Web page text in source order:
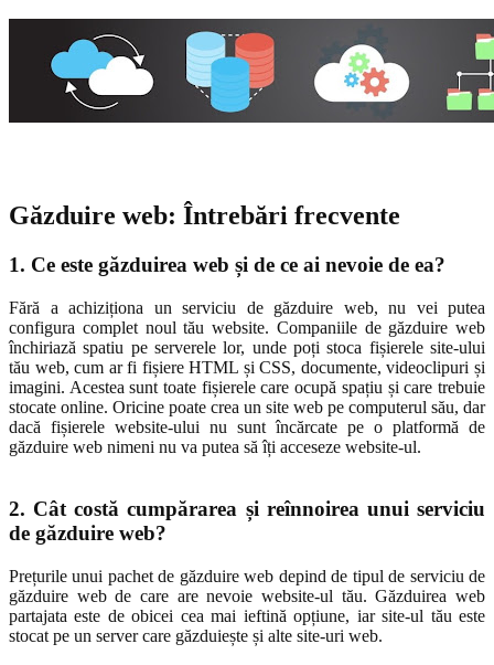
Găzduire web: Întrebări frecvente
1. Ce este găzduirea web și de ce ai nevoie de ea?
Fără a achiziționa un serviciu de găzduire web, nu vei putea
configura complet noul tău website. Companiile de găzduire web
închiriază spatiu pe serverele lor, unde poți stoca fișierele site-ului
tău web, cum ar fi fișiere HTML și CSS, documente, videoclipuri și
imagini. Acestea sunt toate fișierele care ocupă spațiu și care trebuie
stocate online. Oricine poate crea un site web pe computerul său, dar
dacă fișierele website-ului nu sunt încărcate pe o platformă de
găzduire web nimeni nu va putea să îți acceseze website-ul.
2. Cât costă cumpărarea și reînnoirea unui serviciu
de găzduire web?
Prețurile unui pachet de găzduire web depind de tipul de serviciu de
găzduire web de care are nevoie website-ul tău. Găzduirea web
partajata este de obicei cea mai ieftină opțiune, iar site-ul tău este
stocat pe un server care găzduiește și alte site-uri web.